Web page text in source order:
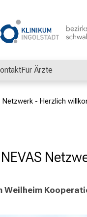
Für Ärzte
Netzwerk - Herzlich